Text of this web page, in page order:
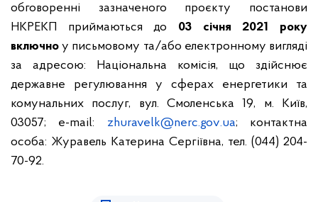
обговоренні зазначеного проєкту постанови
НКРЕКП приймаються до 03 січня 2021 року
включно у письмовому та/або електронному вигляді
за адресою: Національна комісія, що здійснює
державне регулювання у сферах енергетики та
комунальних послуг, вул. Смоленська 19, м. Київ,
03057;
e-mail: zhuravelk@nerc.gov.ua; контактна
особа: Журавель Катерина Сергіївна, тел. (044) 204-
70-92.